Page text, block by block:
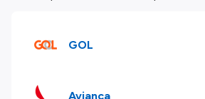
GOL
Avianca